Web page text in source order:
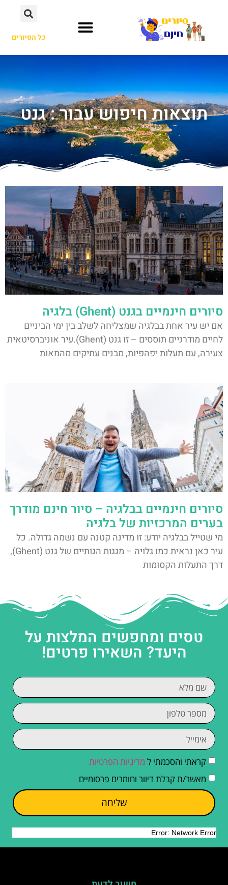
כל הסיורים
תוצאות חיפוש עבור : גנט
סיורים חינמיים בגנט (Ghent) בלגיה
אם יש עיר אחת בבלגיה שמצליחה לשלב בין ימי הביניים
לחיים מודרניים תוססים – זו גנט (Ghent).עיר אוניברסיטאית
צעירה, עם תעלות יפהפיות, מבנים עתיקים מהמאות
סיורים חינמיים בבלגיה – סיור חינם מודרך
בערים המרכזיות של בלגיה
מי שטייל בבלגיה יודע: זו מדינה קטנה עם נשמה גדולה. כל
עיר כאן נראית כמו גלויה – מגגות הגותיים של גנט (Ghent),
דרך התעלות הקסומות
טסים ומחפשים המלצות על
היעד? השאירו פרטים!
קראתי והסכמתי ל מדיניות הפרטיות
מאשר/ת קבלת דיוור וחומרים פרסומיים
שליחה